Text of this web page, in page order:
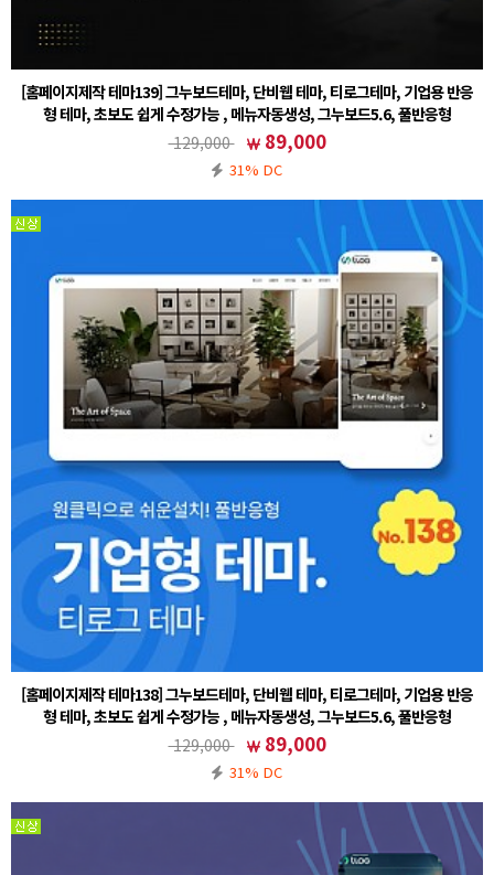
[홈페이지제작 테마139] 그누보드테마, 단비웹 테마, 티로그테마, 기업용 반응
형 테마, 초보도 쉽게 수정가능 , 메뉴자동생성, 그누보드5.6, 풀반응형
① 그누보드 테마 설치후 (테마)sample139 선택② 회원가입 설정 - 회원 스킨 (테마)basic 선택주
의사항※ 기본5.6 정식버전을 기반으로 작업된 테마입니다. 5.6에서도 호환이 가능합니다.※ 기
본폴더(ww…
129,000 89,000
31% DC
[홈페이지제작 테마138] 그누보드테마, 단비웹 테마, 티로그테마, 기업용 반응
형 테마, 초보도 쉽게 수정가능 , 메뉴자동생성, 그누보드5.6, 풀반응형
① 그누보드 테마 설치후 (테마)sample138 선택② 회원가입 설정 - 회원 스킨 (테마)basic 선택주
의사항※ 기본5.6 정식버전을 기반으로 작업된 테마입니다. 5.6에서도 호환이 가능합니다.※ 기
본폴더(ww…
129,000 89,000
31% DC